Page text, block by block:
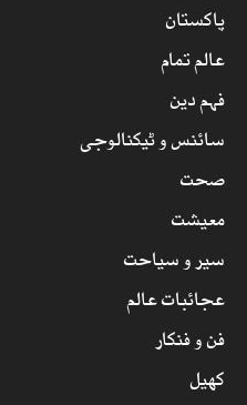
پاکستان
عالم تمام
فہم دین
سائنس و ٹیکنالوجی
صحت
معیشت
سیر و سیاحت
عجائبات عالم
فن و فنکار
کھیل